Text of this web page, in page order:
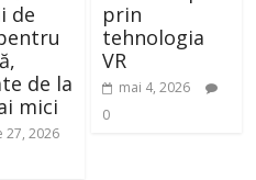
de
de la
mici
27, 2026
prin
tehnologia
VR
mai 4, 2026
0